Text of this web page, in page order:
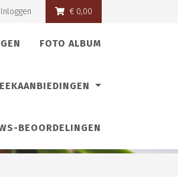
Inloggen € 0,00
FOTO ALBUM
BEOORDELINGEN